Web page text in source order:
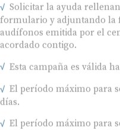
Solicitar la ayuda
formulario y adjuntando la
audífonos emitida por el
acordado contigo.
Esta campaña es válida
El período máximo para
días.
El período máximo para